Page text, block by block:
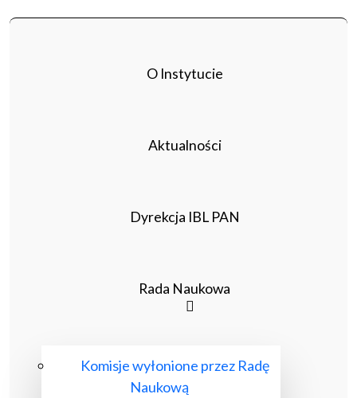
O Instytucie
Aktualności
Dyrekcja IBL PAN
Rada Naukowa
Komisje wyłonione przez Radę
Naukową